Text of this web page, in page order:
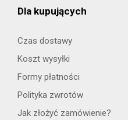
Dla kupujących
Czas dostawy
Koszt wysyłki
Formy płatności
Polityka zwrotów
Jak złożyć zamówienie?